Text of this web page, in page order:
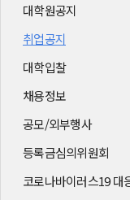
대학원공지
취업공지
대학입찰
채용정보
공모/외부행사
등록금심의위원회
코로나바이러스19 대